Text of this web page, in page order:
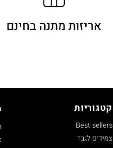
אריזות מתנה בחינם
קטגוריות
Best sellers
צמידים לגבר